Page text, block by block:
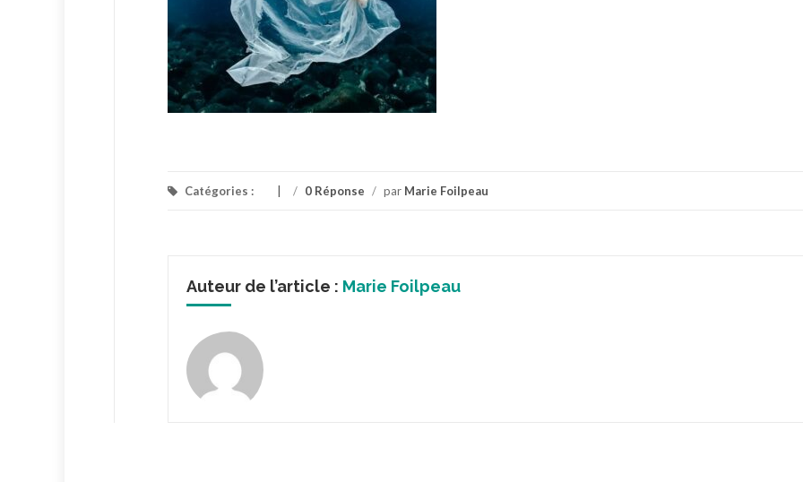
Catégories : / 0 Réponse / par Marie Foilpeau
Auteur de l’article : Marie Foilpeau